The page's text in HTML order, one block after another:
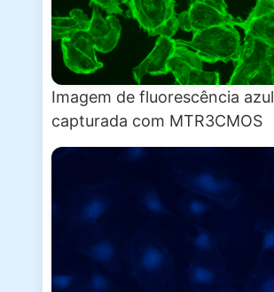
Imagem de fluorescência azul
capturada com MTR3CMOS